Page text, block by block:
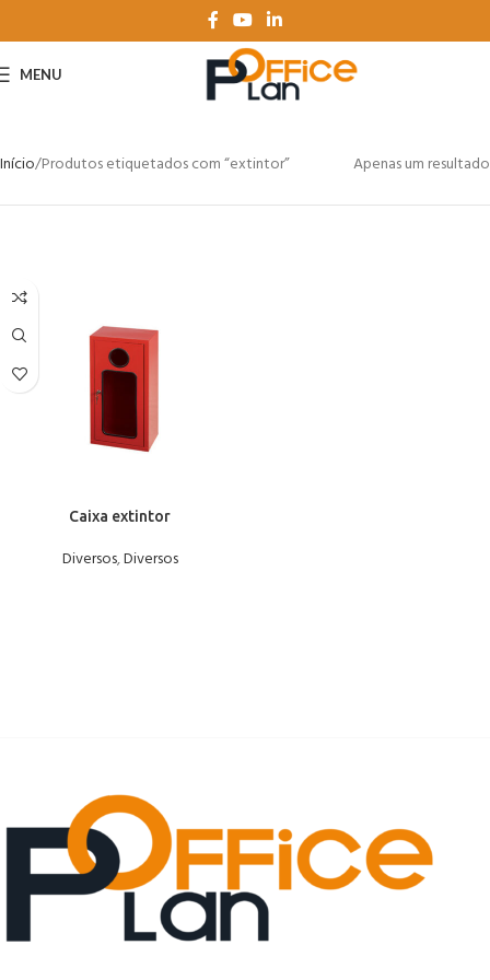
MENU
Início Produtos etiquetados com “extintor” Apenas um resultado
Caixa extintor
Diversos,Diversos